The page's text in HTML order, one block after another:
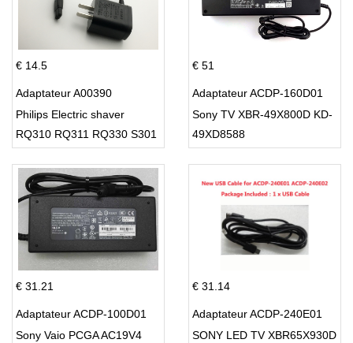
€ 14.5
Adaptateur A00390
Philips Electric shaver
RQ310 RQ311 RQ330 S301
€ 51
Adaptateur ACDP-160D01
Sony TV XBR-49X800D KD-
49XD8588
€ 31.21
Adaptateur ACDP-100D01
Sony Vaio PCGA AC19V4
€ 31.14
Adaptateur ACDP-240E01
SONY LED TV XBR65X930D